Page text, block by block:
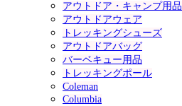
アウトドア・キャンプ用品
アウトドアウェア
トレッキングシューズ
アウトドアバッグ
バーベキュー用品
トレッキングポール
Coleman
Columbia